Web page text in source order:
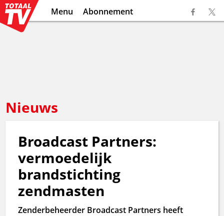
Menu Abonnement
Nieuws
Broadcast Partners:
vermoedelijk
brandstichting
zendmasten
Zenderbeheerder Broadcast Partners heeft